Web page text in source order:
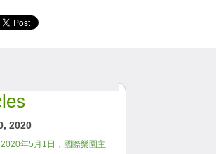
2020
年5月1日，國際樂園主